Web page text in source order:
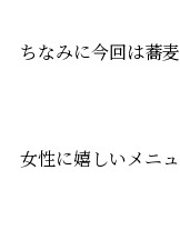
ちなみに今回は蕎
女性に嬉しいメニ